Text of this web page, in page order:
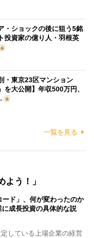
・ショックの後に狙う5銘
投資家の億り人・羽根英
・東京23区マンション
を大公開】年収500万円、
一覧を見る
う！」
ド」、何が変わったのか
成長投資の具体的な説
している上場企業の経営